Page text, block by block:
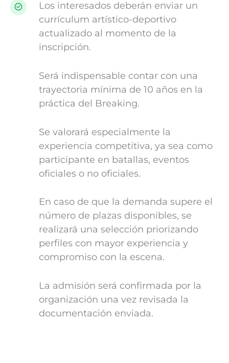
Los interesados deberán enviar un
currículum artístico-deportivo
actualizado al momento de la
inscripción.
Será indispensable contar con una
trayectoria mínima de 10 años en la
práctica del Breaking.
Se valorará especialmente la
experiencia competitiva, ya sea como
participante en batallas, eventos
oficiales o no oficiales.
En caso de que la demanda supere el
número de plazas disponibles, se
realizará una selección priorizando
perfiles con mayor experiencia y
compromiso con la escena.
La admisión será confirmada por la
organización una vez revisada la
documentación enviada.